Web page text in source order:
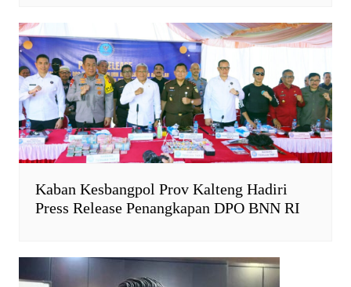
Kaban Kesbangpol Prov Kalteng Hadiri
Press Release Penangkapan DPO BNN RI